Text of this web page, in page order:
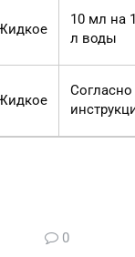
10 мл на
л воды
Согласно
0